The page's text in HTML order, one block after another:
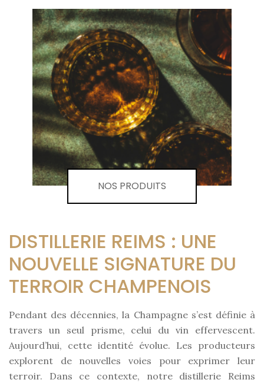
NOS PRODUITS
DISTILLERIE REIMS : UNE
NOUVELLE SIGNATURE DU
TERROIR CHAMPENOIS
Pendant des décennies, la Champagne s’est définie à
travers un seul prisme, celui du vin effervescent.
Aujourd’hui, cette identité évolue. Les producteurs
explorent de nouvelles voies pour exprimer leur
terroir. Dans ce contexte, notre distillerie Reims